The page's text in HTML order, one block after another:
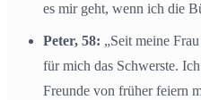
es mir geht, wenn ich die
Peter, 58: „Seit meine
für mich das Schwerste.
Freunde von früher feiern